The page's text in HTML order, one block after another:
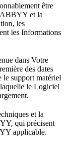
être
ABBYY et la
les
les Informations
dans Votre
des dates
support matériel
le Logiciel
et la
qui précisent
applicable.